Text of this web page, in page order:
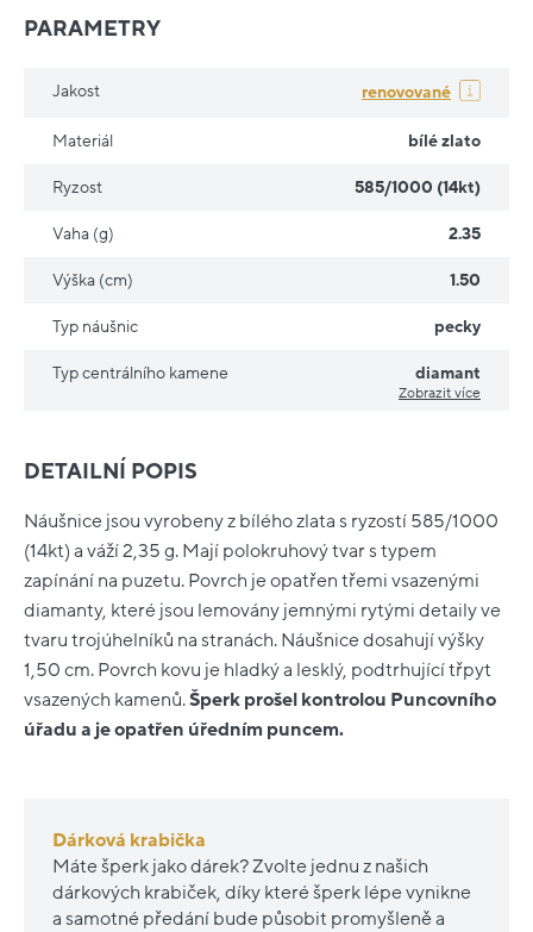
DETAILNÍ POPIS
Náušnice jsou vyrobeny z bílého zlata s ryzostí 585/1000
(14kt) a váží 2,35 g. Mají polokruhový tvar s typem
zapínání na puzetu. Povrch je opatřen třemi vsazenými
diamanty, které jsou lemovány jemnými rytými detaily ve
tvaru trojúhelníků na stranách. Náušnice dosahují výšky
1,50 cm. Povrch kovu je hladký a lesklý, podtrhující třpyt
vsazených kamenů.Šperk prošel kontrolou Puncovního
úřadu a je opatřen úředním puncem.
Dárková krabička
Máte šperk jako dárek? Zvolte jednu z našich
dárkových krabiček, díky které šperk lépe vynikne
a samotné předání bude působit promyšleně a
PARAMETRY
Jakost renovované
Materiál bílé zlato
Ryzost 585/1000 (14kt)
Vaha (g) 2.35
Výška (cm) 1.50
Typ náušnic pecky
Typ centrálního kamene diamant
Zobrazit více